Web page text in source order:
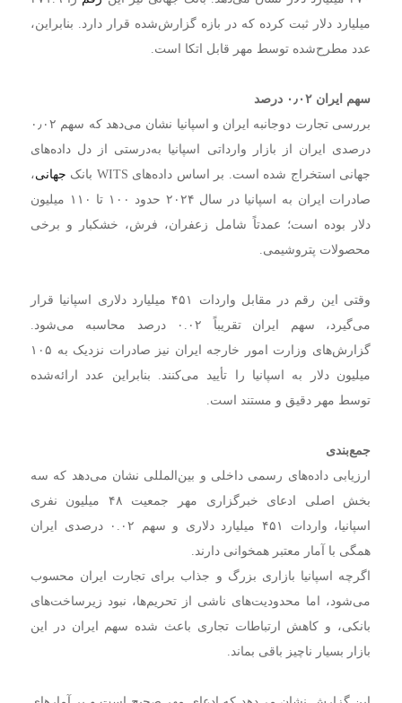
میلیارد دلار ثبت کرده که در بازه گزارش‌شده قرار دارد. بنابراین،
عدد مطرح‌شده توسط مهر قابل اتکا است.
سهم ایران ۰ ٫۰۲
درصد
بررسی تجارت دوجانبه ایران و اسپانیا نشان می‌دهد که سهم ۰٫۰۲
درصدی ایران از بازار وارداتی اسپانیا به‌درستی از دل داده‌های
جهانی استخراج شده است. بر اساس داده‌های WITS بانک
جهانی،
صادرات ایران به اسپانیا در سال ۲۰۲۴ حدود ۱۰۰ تا ۱۱۰ میلیون
دلار بوده است؛ عمدتاً شامل زعفران، فرش، خشکبار و برخی
محصولات پتروشیمی.
وقتی این رقم در مقابل واردات ۴۵۱ میلیارد دلاری اسپانیا قرار
می‌گیرد، سهم ایران تقریباً ۰.۰۲ درصد محاسبه می‌شود.
گزارش‌های وزارت امور خارجه ایران نیز صادرات نزدیک به ۱۰۵
میلیون دلار به اسپانیا را تأیید می‌کنند. بنابراین عدد ارائه‌شده
توسط مهر دقیق و مستند است.
جمع‌بندی
ارزیابی داده‌های رسمی داخلی و بین‌المللی نشان می‌دهد که سه
بخش اصلی ادعای خبرگزاری مهر جمعیت ۴۸ میلیون نفری
اسپانیا، واردات ۴۵۱ میلیارد دلاری و سهم ۰.۰۲ درصدی ایران
همگی با آمار معتبر همخوانی دارند.
اگرچه اسپانیا بازاری بزرگ و جذاب برای تجارت ایران محسوب
می‌شود، اما محدودیت‌های ناشی از تحریم‌ها، نبود زیرساخت‌های
بانکی، و کاهش ارتباطات تجاری باعث شده سهم ایران در این
بازار بسیار ناچیز باقی بماند.